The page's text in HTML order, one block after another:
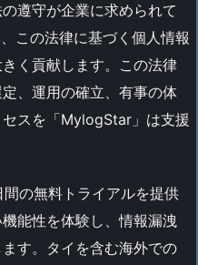
遵守が企業に求められて
この法律に基づく個人情報
く貢献します。この法律
、運用の確立、有事の体
スを「MylogStar」は支援
の無料トライアルを提供
能性を体験し、情報漏洩
す。タイを含む海外での